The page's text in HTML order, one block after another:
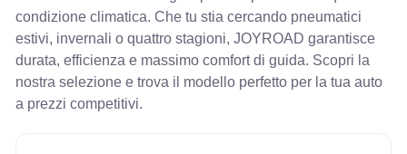
condizione climatica. Che tu stia cercando pneumatici
estivi, invernali o quattro stagioni, JOYROAD garantisce
durata, efficienza e massimo comfort di guida. Scopri la
nostra selezione e trova il modello perfetto per la tua auto
a prezzi competitivi.